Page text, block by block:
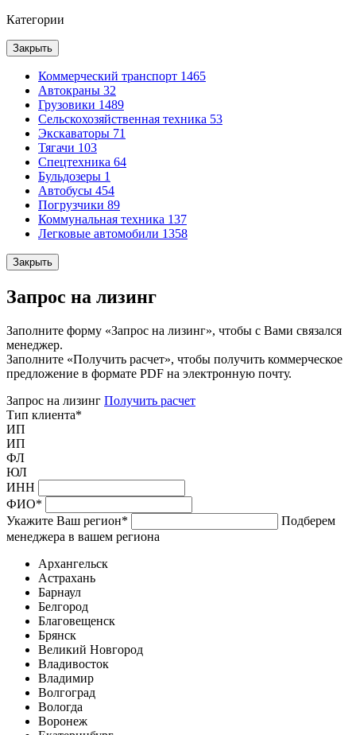
Категории
Закрыть
Коммерческий транспорт 1465
Автокраны 32
Грузовики 1489
Сельскохозяйственная техника 53
Экскаваторы 71
Тягачи 103
Спецтехника 64
Бульдозеры 1
Автобусы 454
Погрузчики 89
Коммунальная техника 137
Легковые автомобили 1358
Закрыть
Запрос на лизинг
Заполните форму «Запрос на лизинг», чтобы с Вами связался
менеджер.
Заполните «Получить расчет», чтобы получить коммерческое
предложение в формате PDF на электронную почту.
Запрос на лизинг Получить расчет
Тип клиента*
ИП
ИП
ФЛ
ЮЛ
ИНН
ФИО*
Укажите Ваш регион*
Подберем
менеджера в вашем региона
Архангельск
Астрахань
Барнаул
Белгород
Благовещенск
Брянск
Великий Новгород
Владивосток
Владимир
Волгоград
Вологда
Воронеж